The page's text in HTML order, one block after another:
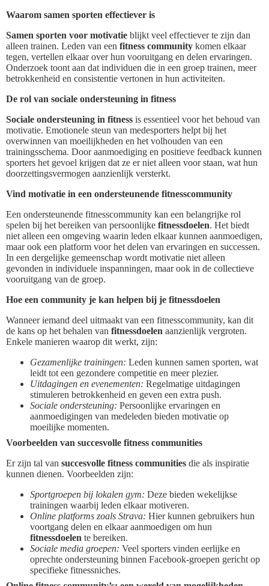
Waarom samen sporten effectiever is
Samen sporten voor motivatie blijkt veel effectiever te zijn dan
alleen trainen. Leden van een fitness community komen elkaar
tegen, vertellen elkaar over hun vooruitgang en delen ervaringen.
Onderzoek toont aan dat individuen die in een groep trainen, meer
betrokkenheid en consistentie vertonen in hun activiteiten.
De rol van sociale ondersteuning in fitness
Sociale ondersteuning in fitness is essentieel voor het behoud van
motivatie. Emotionele steun van medesporters helpt bij het
overwinnen van moeilijkheden en het volhouden van een
trainingsschema. Door aanmoediging en positieve feedback kunnen
sporters het gevoel krijgen dat ze er niet alleen voor staan, wat hun
doorzettingsvermogen aanzienlijk versterkt.
Vind motivatie in een ondersteunende fitnesscommunity
Een ondersteunende fitnesscommunity kan een belangrijke rol
spelen bij het bereiken van persoonlijke fitnessdoelen. Het biedt
niet alleen een omgeving waarin leden elkaar kunnen aanmoedigen,
maar ook een platform voor het delen van ervaringen en successen.
In een dergelijke gemeenschap wordt motivatie niet alleen
gevonden in individuele inspanningen, maar ook in de collectieve
vooruitgang van de groep.
Hoe een community je kan helpen bij je fitnessdoelen
Wanneer iemand deel uitmaakt van een fitnesscommunity, kan dit
de kans op het behalen van fitnessdoelen aanzienlijk vergroten.
Enkele manieren waarop dit werkt, zijn:
Gezamenlijke trainingen: Leden kunnen samen sporten, wat
leidt tot een gezondere competitie en meer plezier.
Uitdagingen en evenementen: Regelmatige uitdagingen
stimuleren betrokkenheid en geven een extra push.
Sociale ondersteuning: Persoonlijke ervaringen en
aanmoedigingen van medeleden bieden motivatie op
moeilijke momenten.
Voorbeelden van succesvolle fitness communities
Er zijn tal van succesvolle fitness communities die als inspiratie
kunnen dienen. Voorbeelden zijn:
Sportgroepen bij lokalen gym: Deze bieden wekelijkse
trainingen waarbij leden elkaar motiveren.
Online platforms zoals Strava: Hier kunnen gebruikers hun
voortgang delen en elkaar aanmoedigen om hun
fitnessdoelen te bereiken.
Sociale media groepen: Veel sporters vinden eerlijke en
oprechte ondersteuning binnen Facebook-groepen gericht op
specifieke fitnessniches.